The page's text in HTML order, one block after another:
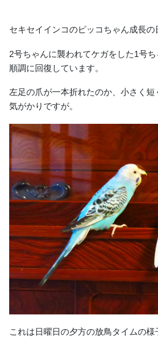
セキセイインコのピッコちゃん成長の
2号ちゃんに襲われてケガをした1号
順調に回復しています。
左足の爪が一本折れたのか、小さく
気がかりですが。
これは日曜日の夕方の放鳥タイムの様